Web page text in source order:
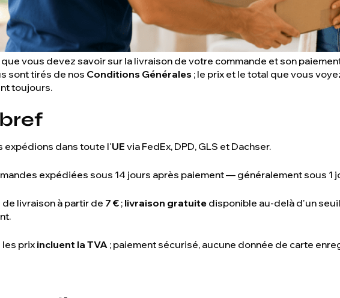
vous devez savoir sur la livraison de votre commande et son
sont tirés de nos Conditions Générales ; le prix et le total que vous
toujours.
expédions dans toute l'UE via FedEx, DPD, GLS et Dachser.
expédiées sous 14 jours après paiement — généralement sous 1
livraison à partir de 7 € ; livraison gratuite disponible au-delà d'un
prix incluent la TVA ; paiement sécurisé, aucune donnée de carte